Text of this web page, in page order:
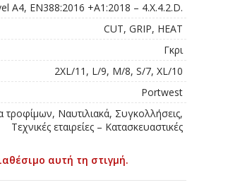
A4, EN388:2016 +A1:2018 – 4.X.4.2.D.
CUT, GRIP, HEAT
Γκρι
2XL/11, L/9, M/8, S/7, XL/10
Portwest
τροφίμων, Ναυτιλιακά, Συγκολλήσεις,
Τεχνικές εταιρείες – Κατασκευαστικές
αυτή τη στιγμή.